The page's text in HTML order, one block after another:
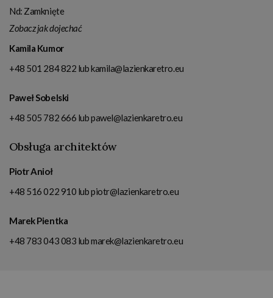
Nd: Zamknięte
Zobacz jak dojechać
Kamila Kumor
+48 501 284 822 lubkamila@lazienkaretro.eu
Paweł Sobelski
+48 505 782 666 lubpawel@lazienkaretro.eu
Obsługa architektów
Piotr Anioł
+48 516 022 910 lubpiotr@lazienkaretro.eu
Marek Pientka
+48 783 043 083 lubmarek@lazienkaretro.eu